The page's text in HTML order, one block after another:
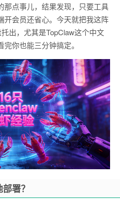
那点事儿，结果发现，只要工具
开会员还省心。今天就把我这阵
出，尤其是TopClaw这个中文
你也能三分钟搞定。
署？